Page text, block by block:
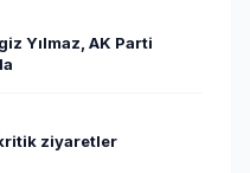
Yılmaz, AK Parti
kritik ziyaretler